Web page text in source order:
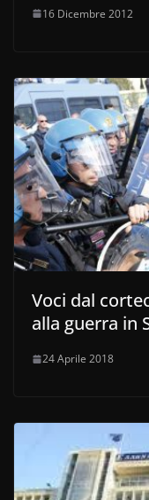
16 Dicembre 2012
Voci dal
alla guerra in
24 Aprile 2018